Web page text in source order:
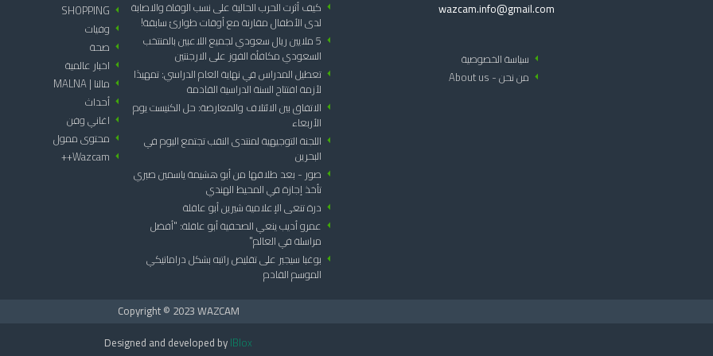
wazcam.info@gmail.com
arrow_left سياسة الخصوصية
arrow_left من نحن - About us
arrow_left كيف أثرت الحرب الحالية على نسب الوفاة والاصابة
لدى الأطفال مقارنة مع أوقات طوارئ سابقة!
arrow_left 5 ملايين ريال سعودي لجميع اللاعبين بالمنتخب
السعودي مكافأة الفوز على الارجنتين
arrow_left تعطيل المدراس في نهاية العام الدراسي: تمهيدًا
لأزمة افتتاح السنة الدراسية القادمة
arrow_left الاتفاق بين الائتلاف والمعارضة: حل الكنيست يوم
الأربعاء
arrow_left اللجنة التوجيهية لمنتدى النقب تجتمع اليوم في
البحرين
arrow_left صور - بعد طلاقها من أبو هشيمة ياسمين صبري
تأخذ إجازة في المحيط الهندي
arrow_left درة تنعى الإعلامية شيرين أبو عاقلة
arrow_left عمرو أديب ينعي الصحفية أبو عاقلة: "أفضل
مراسلة في العالم"
arrow_left بوغبا سيجبر على تقليص راتبه بشكل دراماتيكي
الموسم القادم
arrow_left
SHOPPING
arrow_left وفيات
arrow_left صحة
arrow_left اخبار عالمية
arrow_left مالنا | MALNA
arrow_leftأحداث
arrow_left اغاني وفن
arrow_left محتوى ممول
arrow_left
Wazcam++
Copyright © 2023 WAZCAM
Designed and developed byIBlox